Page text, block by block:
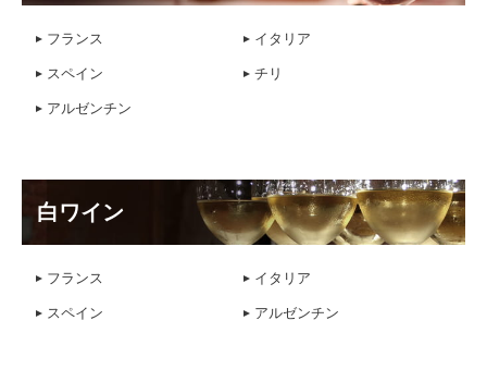
フランス イタリア
スペイン チリ
アルゼンチン
白ワイン
フランス イタリア
スペイン アルゼンチン